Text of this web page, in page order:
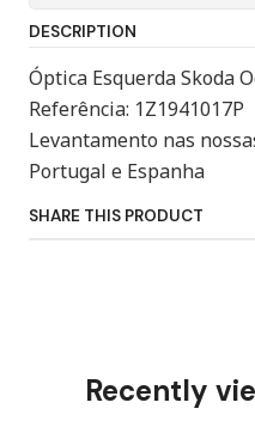
DESCRIPTION
Óptica Esquerda Skoda
Referência: 1Z1941017P
Levantamento nas
Portugal e Espanha
SHARE THIS PRODUCT
Recently